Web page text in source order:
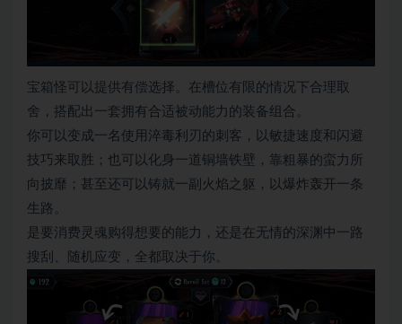
宝箱怪可以提供有偿选择。在槽位有限的情况下合理取
舍，搭配出一套拥有合适被动能力的装备组合。
你可以变成一名使用淬毒利刃的刺客，以敏捷速度和闪避
技巧来取胜；也可以化身一道铜墙铁壁，靠粗暴的蛮力所
向披靡；甚至还可以铸就一副火焰之躯，以爆炸轰开一条
生路。
是要消费灵魂购得想要的能力，还是在无情的深渊中一路
搜刮、随机应变，全都取决于你。